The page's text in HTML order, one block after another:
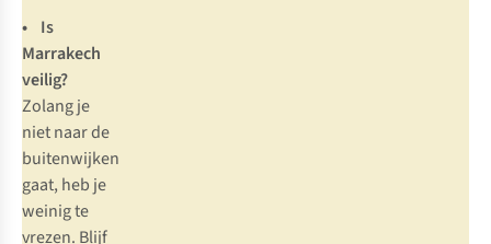
• Is
Marrakech
veilig?
Zolang je
niet naar de
buitenwijken
gaat, heb je
weinig te
vrezen. Blijf